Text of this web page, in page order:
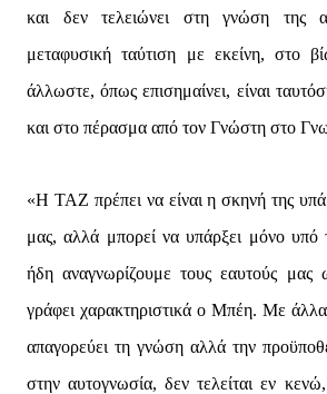
και δεν τελειώνει στη γνώση της
μεταφυσική ταύτιση με εκείνη, στο
άλλωστε, όπως επισημαίνει, είναι
και στο πέρασμα από τον Γνώστη στο
«Η ΤΑΖ πρέπει να είναι η σκηνή της
μας, αλλά μπορεί να υπάρξει μόνο υπό
ήδη αναγνωρίζουμε τους εαυτούς μας
γράφει χαρακτηριστικά ο Μπέη. Με άλλα
απαγορεύει τη γνώση αλλά την
στην αυτογνωσία, δεν τελείται εν